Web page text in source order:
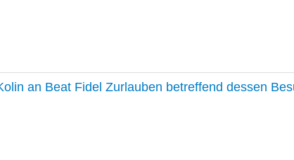
an Beat Fidel Zurlauben betreffend dessen